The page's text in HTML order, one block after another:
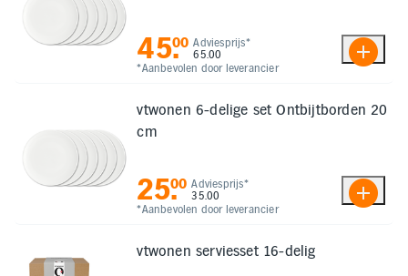
Adviesprijs*
65.00
*Aanbevolen door leverancier
45.
00
vtwonen 6-delige set Ontbijtborden 20
cm
Adviesprijs*
35.00
*Aanbevolen door leverancier
25.
00
vtwonen serviesset 16-delig